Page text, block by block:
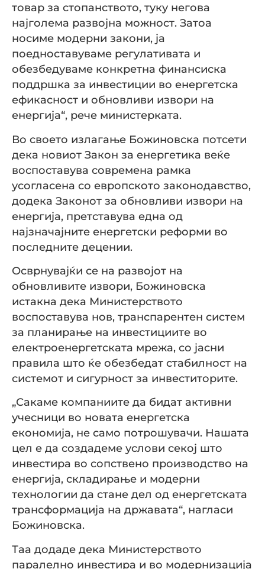
товар за стопанството, туку негова
најголема развојна можност. Затоа
носиме модерни закони, ја
поедноставуваме регулативата и
обезбедуваме конкретна финансиска
поддршка за инвестиции во енергетска
ефикасност и обновливи извори на
енергија“, рече министерката.
Во своето излагање Божиновска потсети
дека новиот Закон за енергетика веќе
воспоставува современа рамка
усогласена со европското законодавство,
додека Законот за обновливи извори на
енергија, претставува една од
најзначајните енергетски реформи во
последните децении.
Осврнувајќи се на развојот на
обновливите извори, Божиновска
истакна дека Министерството
воспоставува нов, транспарентен систем
за планирање на инвестициите во
електроенергетската мрежа, со јасни
правила што ќе обезбедат стабилност на
системот и сигурност за инвеститорите.
„Сакаме компаниите да бидат активни
учесници во новата енергетска
економија, не само потрошувачи. Нашата
цел е да создадеме услови секој што
инвестира во сопствено производство на
енергија, складирање и модерни
технологии да стане дел од енергетската
трансформација на државата“, нагласи
Божиновска.
Таа додаде дека Министерството
паралелно инвестира и во модернизација